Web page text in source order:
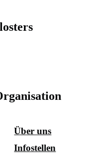
Über uns
Infostellen